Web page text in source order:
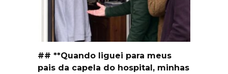
## **Quando liguei para meus
pais da capela do hospital, minhas